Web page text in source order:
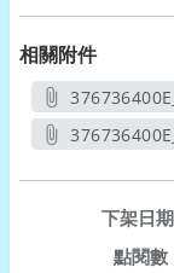
相關附件
下架日期
點閱數